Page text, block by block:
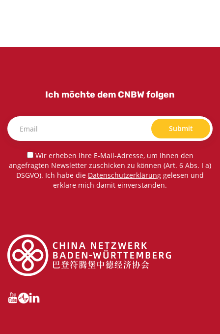
Ich möchte dem CNBW folgen
Submit
Wir erheben Ihre E-Mail-Adresse, um Ihnen den
angefragten Newsletter zuschicken zu können (Art. 6 Abs. I a)
DSGVO). Ich habe die Datenschutzerklärung gelesen und
erkläre mich damit einverstanden.